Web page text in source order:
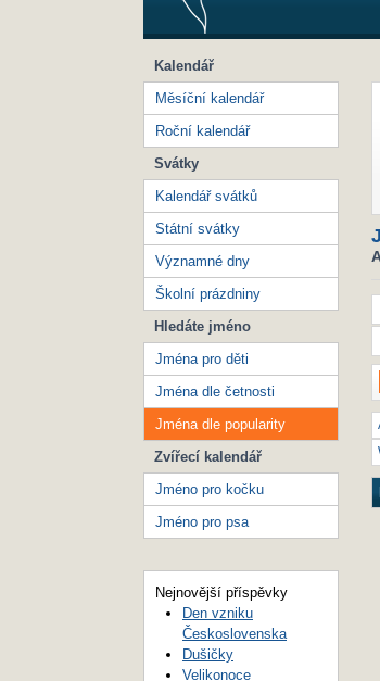
Kalendář
Měsíční kalendář
Roční kalendář
Svátky
Kalendář svátků
Státní svátky
Významné dny
Školní prázdniny
Hledáte jméno
Jména pro děti
Jména dle četnosti
Jména dle popularity
Zvířecí kalendář
Jméno pro kočku
Jméno pro psa
Nejnovější příspěvky
Den vzniku
Československa
Dušičky
Velikonoce